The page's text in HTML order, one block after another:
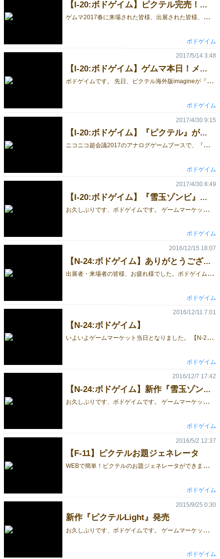
【I-20:ボドゲイム】ピクテル完売！ゲムマ2017春、お疲れ様でした！
ゲ
ムマ2017春に来場された皆様、出展された皆様、お疲れ様でした！ ボドゲイムブースでは、ピクテルが完売となり、雪玉ゾンビもたくさんの方に手にとってもらいました。ありがとうございました！ 今回は、試遊・販売ブースがまとまったブースを申し込んだのですが、少人数で出展される方にはちょうど良い形式だと感じました。 次回作に向けて、またメンバー一同頑張っていきたいと思います。 本当にお疲れ様でした！！ 販売店への入荷情報や、日々遊んだボードゲーム情報をtwitterで更新しています。 是非フォローしてくださいね。ゲームの感想も大変励みになりますので、お待ちしています！ https://twitter.com/bodogeimu
ボドゲイム
【I-20:ボドゲイム】ゲムマ本日！メンサセレクト受賞作『ピクテル』も販売します
ボ
ドゲイムです。 先日、ピクテル海外版imagineが『メンサセレクト』に選ばれました！ https://geekdad.com/2017/04/2017-mensa-mind-game-winners/?utm_campaign=coschedule&utm_source=facebook_page&utm_medium=GeekDad&utm_content=2017%20Mensa%20Mind%20Game%20Winners%20Have%20Been%20Chosen%E2%80%AC ゲムマ2017春では、ピクテルも販売いたします！試遊卓もありますので、是非お手にとってご覧ください。 ピクテルは、すごろくやさんをはじめとする各お取り扱い店舗でも品薄となっているため、この機会に是非手に入れてくださいね。 前回新作として頒布した『雪玉ゾンビ』も販売いたします。 具体的なゲームの内容・写真は、以下をご覧ください↓↓↓ http://gamemarket.jp/game/%E9%9B%AA%E7%8E%89%E3%82%BE%E3%83%B3%E3%83%93/ ブースの場所は「I-20」となっています！ 出展者・来場者の皆様、本日はどうぞよろしくお願い致します！
2017/5/14 3:48
ボドゲイム
【I-20:ボドゲイム】『ピクテル』がニコニコ超会議で遊べます＆本日生放送あり！
ニ
コニコ超会議2017のアナログゲームブースで、『ピクテル』が遊べます！ そして、その最終日である本日4/30(日)22:00より、 超会議を振り返りつつ、ピクテルを遊ぶ番組が放送されます！ 番組はこちらから22:00より視聴できます。 前回の生放送でもピクテルを楽しんで頂いた、ゲーム実況グループ『いい大人達』のタイチョーさんを中心として遊んでもらえるようです！ピクテルがどんなゲームか知りたい方も、この機会に是非生放送をご覧ください！ もちろんゲームマーケット2017春でも試遊・購入できます。 どうぞよろしくお願いします！
2017/4/30 9:15
ボドゲイム
【I-20:ボドゲイム】『雪玉ゾンビ』『ピクテル』を発売します
お
久しぶりです、ボドゲイムです。 ゲームマーケット2017春では、前回に引き続き『雪玉ゾンビ』を3500円で発売します！ ー雪に閉ざされた平穏な村に、突如として迫り来るゾンビたち！ 村人たちは最後の希望「雪玉」を使い、ゾンビに立ち向かうのだった！ー 「雪玉ゾンビ」は、傾けたボードとボールをつかった戦略的アクションゲームです。毎ターン現れるゾンビ達。アクションカードを駆使し、雪玉を転がしたり、移動したり、杭を刺したり抜いたりして、村人を倒さないようにしながら、より多くのゾンビを倒すゲームとなっています。 具体的なゲームの写真は、以下をご覧ください↓↓↓ http://gamemarket.jp/game/%E9%9B%AA%E7%8E%89%E3%82%BE%E3%83%B3%E3%83%93/ 雪玉ゾンビは事前取り置き予約も行っています。ゆっくりブース周りをしたい方は、是非取り置き予約をオススメします。 予約はこちらから なお、『ピクテル』も少量ですがゲムマ限定価格で販売予定です。ピクテルは、すごろくやさんをはじめとする各お取り扱い店舗でも品薄となっているため、この機会に是非手に入れてくださいね。 ブースの場所は「I-20」となっています！ 出展者・来場者の皆様、どうぞよろしくお願い致します！
2017/4/30 8:49
ボドゲイム
【N-24:ボドゲイム】ありがとうございました！
出
展者・来場者の皆様、お疲れ様でした。ボドゲイムです。 ゲームマーケット2016秋のN24ブースにお越し頂いた皆様、ありがとうございました！ 前作『ピクテル』と新作『雪玉ゾンビ』の2作品に加え、 少量ですがピクテルLight、ピクテルカレンダー2017を販売させて頂きました。 多くの皆様に購入して頂くことができ、今回も出展してよかったなと感じています。 お気軽に遊んだ感想等教えていただけると、メンバーが喜びます！ ツイッター：https://twitter.com/bodogeimu 公式HP：http://bodogeimu.com/ これからも新しい作品を作れればと思います。 今後とも、ボドゲイムをどうぞよろしくお願いします！
2016/12/15 18:07
ボドゲイム
【N-24:ボドゲイム】
い
よいよゲームマーケット当日となりました。 【N-24:ボドゲイム】ブースでは、以下を販売致します。試遊ブースもあります！ ・新作『雪玉ゾンビ』 ・『ピクテル』 ・『ピクテル卓上カレンダー』 『雪玉ゾンビ』 傾けたボードで雪玉を転がし、ゾンビを倒す戦略的アクションゲームです。 ルール詳細はこちら ゲームマーケット限定価格3,500円で販売致します。 『ピクテル』 透明カードを重ねて、お題を伝えるコミュニケーションゲームです！ ルール詳細はこちら ゲームマーケット限定価格3,000円で販売致します。 『ピクテル卓上カレンダー』 ピクテルをイメージして作成した、2017年のカレンダーです。 500円にて販売致します。 『ピクテル』『ピクテル卓上カレンダー』は数に限りがございますので、 お求めの方は、お早めにN-24ブースまでお越しください。 本日は、出展者・来場者の皆様、どうぞよろしくお願い致します！
2016/12/11 7:01
ボドゲイム
【N-24:ボドゲイム】新作『雪玉ゾンビ』を発売します
お
久しぶりです、ボドゲイムです。 ゲームマーケット2016秋では、新作『雪玉ゾンビ』を3500円で発売します！ ー雪に閉ざされた平穏な村に、突如として迫り来るゾンビたち！ 村人たちは最後の希望「雪玉」を使い、ゾンビに立ち向かうのだった！ー 「雪玉ゾンビ」は、傾けたボードとボールをつかった戦略的アクションゲームです。毎ターン現れるゾンビ達。アクションカードを駆使し、雪玉を転がしたり、移動したり、杭を刺したり抜いたりして、村人を倒さないようにしながら、より多くのゾンビを倒すゲームとなっています。 なお、『ピクテル』も少量ですが販売予定です。 出展者・来場者の皆様、どうぞよろしくお願い致します！
2016/12/7 17:42
ボドゲイム
【F-11】ピクテルお題ジェネレータ
W
EBで簡単！ピクテルのお題ジェネレータができました。 http://bodogeimu.com/pictell_generator テーマを選んでボタンを押すと、お題を自動で生成してくれます。 お題に悩んだ時や、お題の出題者の代わりとしても使えます。 是非このページをブックマークして、サクサク遊んでくださいね！
2016/5/2 12:37
ボドゲイム
新作『ピクテルLight』発売
お
久しぶりです、ボドゲイムです。 ゲームマーケット2015秋では、新作『ピクテルLight』を500円で発売します！ 発売中の『ピクテル』は、60枚のクリアカードを自由に組み合わせてお題を伝えるゲームですが、 『ピクテルLight』では、新しい70種類のカードがランダムに10枚封入されています！ 前作『ピクテル』の拡張としても、『ピクテルLight』単体でも遊べます。ルール詳細情報・予約開始は10月下旬を予定しています。 なお、『一撃ヒーローズ』『ピクテル』の2作品も販売予定です。 出展者・来場者の皆様、どうぞよろしくお願い致します！
2015/9/25 0:30
ボドゲイム